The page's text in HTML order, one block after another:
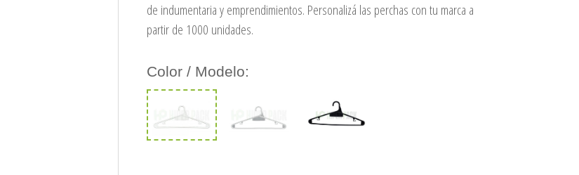
de indumentaria y emprendimientos. Personalizá las perchas con tu marca a
partir de 1000 unidades.
Color / Modelo: